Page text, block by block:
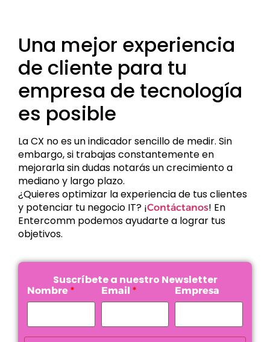
Una mejor experiencia
de cliente para tu
empresa de tecnología
es posible
La CX no es un indicador sencillo de medir. Sin
embargo, si trabajas constantemente en
mejorarla sin dudas notarás un crecimiento a
mediano y largo plazo.
¿Quieres optimizar la experiencia de tus clientes
y potenciar tu negocio IT? ¡Contáctanos! En
Entercomm podemos ayudarte a lograr tus
objetivos.
Suscríbete a nuestro Newsletter
Nombre Email Empresa